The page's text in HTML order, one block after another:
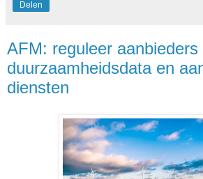
Delen
AFM: reguleer aanbieders
duurzaamheidsdata en
diensten